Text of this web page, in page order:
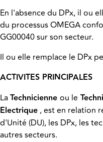
En l'absence du DPx, il ou
du processus OMEGA
GG00040 sur son secteur.
Il ou elle remplace le DPx
ACTIVITES PRINCIPALES
LaTechnicienne ou le
Electrique , est en relation
d'Unité (DU), les DPx, les
autres secteurs.